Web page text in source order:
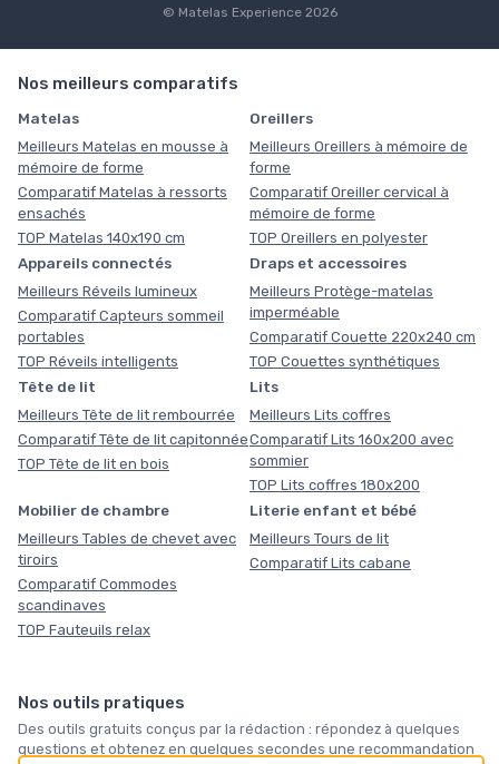
© Matelas Experience 2026
Nos meilleurs comparatifs
Matelas
Meilleurs Matelas en mousse à
mémoire de forme
Comparatif Matelas à ressorts
ensachés
TOP Matelas 140x190 cm
Oreillers
Meilleurs Oreillers à mémoire de
forme
Comparatif Oreiller cervical à
mémoire de forme
TOP Oreillers en polyester
Appareils connectés
Meilleurs Réveils lumineux
Comparatif Capteurs sommeil
portables
TOP Réveils intelligents
Draps et accessoires
Meilleurs Protège-matelas
imperméable
Comparatif Couette 220x240 cm
TOP Couettes synthétiques
Tête de lit
Meilleurs Tête de lit rembourrée
Comparatif Tête de lit capitonnée
TOP Tête de lit en bois
Lits
Meilleurs Lits coffres
Comparatif Lits 160x200 avec
sommier
TOP Lits coffres 180x200
Mobilier de chambre
Meilleurs Tables de chevet avec
tiroirs
Comparatif Commodes
scandinaves
TOP Fauteuils relax
Literie enfant et bébé
Meilleurs Tours de lit
Comparatif Lits cabane
Nos outils pratiques
Des outils gratuits conçus par la rédaction : répondez à quelques
questions et obtenez en quelques secondes une recommandation